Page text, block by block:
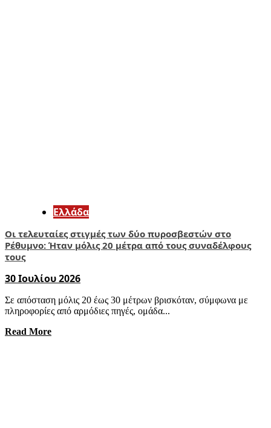
Ελλάδα
Οι τελευταίες στιγμές των δύο πυροσβεστών στο
Ρέθυμνο: Ήταν μόλις 20 μέτρα από τους συναδέλφους
τους
30 Ιουλίου 2026
Σε απόσταση μόλις 20 έως 30 μέτρων βρισκόταν, σύμφωνα με
πληροφορίες από αρμόδιες πηγές, ομάδα...
Read More